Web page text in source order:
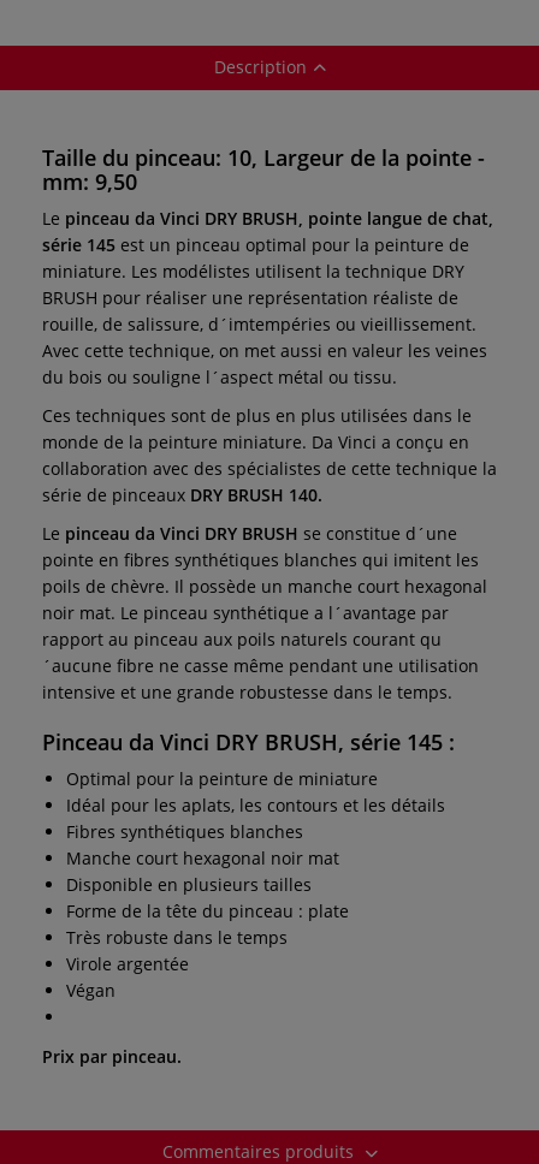
Description
Taille du pinceau: 10, Largeur de la pointe -
mm: 9,50
Le pinceau da Vinci DRY BRUSH, pointe langue de chat,
série 145 est un pinceau optimal pour la peinture de
miniature. Les modélistes utilisent la technique DRY
BRUSH pour réaliser une représentation réaliste de
rouille, de salissure, d´imtempéries ou vieillissement.
Avec cette technique, on met aussi en valeur les veines
du bois ou souligne l´aspect métal ou tissu.
Ces techniques sont de plus en plus utilisées dans le
monde de la peinture miniature. Da Vinci a conçu en
collaboration avec des spécialistes de cette technique la
série de pinceaux DRY BRUSH 140.
Le pinceau da Vinci DRY BRUSH se constitue d´une
pointe en fibres synthétiques blanches qui imitent les
poils de chèvre. Il possède un manche court hexagonal
noir mat. Le pinceau synthétique a l´avantage par
rapport au pinceau aux poils naturels courant qu
´aucune fibre ne casse même pendant une utilisation
intensive et une grande robustesse dans le temps.
Pinceau da Vinci DRY BRUSH, série 145 :
Optimal pour la peinture de miniature
Idéal pour les aplats, les contours et les détails
Fibres synthétiques blanches
Manche court hexagonal noir mat
Disponible en plusieurs tailles
Forme de la tête du pinceau : plate
Très robuste dans le temps
Virole argentée
Végan
Prix par pinceau.
Commentaires produits